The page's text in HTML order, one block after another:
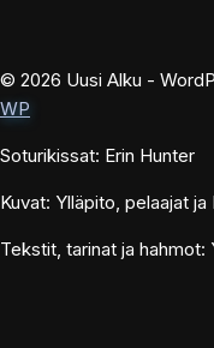
© 2026 Uusi Alku -
WP
Soturikissat: Erin Hunter
Kuvat: Ylläpito, pelaajat ja
Tekstit, tarinat ja hahmot: